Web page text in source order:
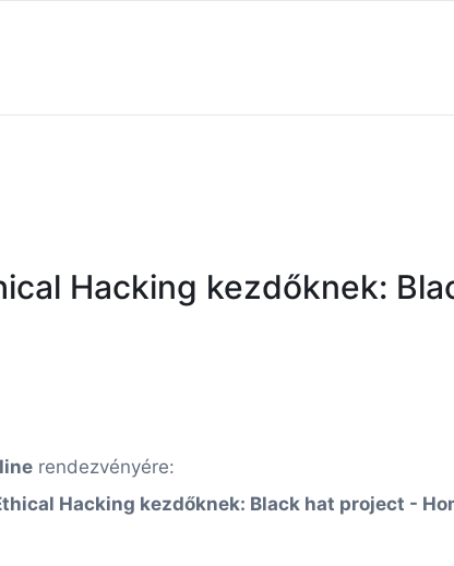
Hacking kezdőknek:
rendezvényére:
Hacking kezdőknek: Black hat project -